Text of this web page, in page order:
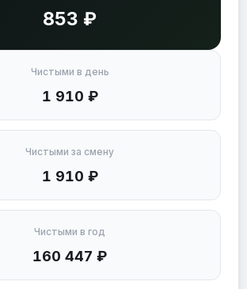
853 ₽
Чистыми в день
1 910 ₽
Чистыми за смену
1 910 ₽
Чистыми в год
160 447 ₽